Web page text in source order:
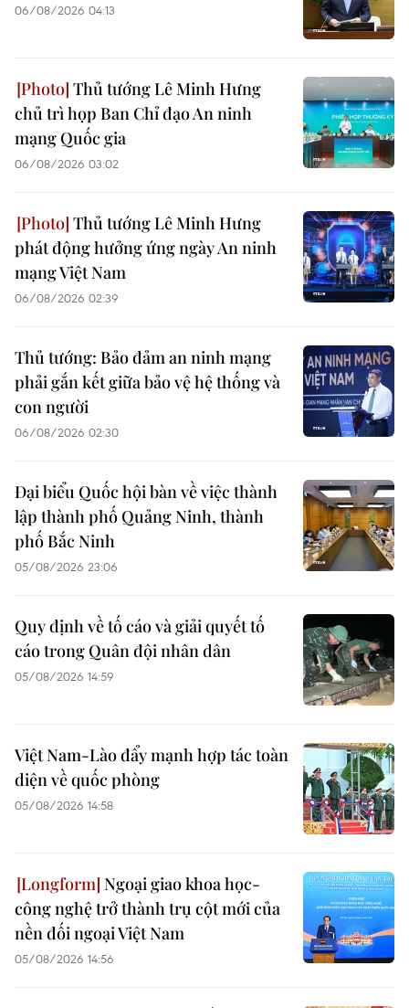
06/08/2026 04:13
Thủ tướng Lê Minh Hưng
chủ trì họp Ban Chỉ đạo An ninh
mạng Quốc gia
06/08/2026 03:02
Thủ tướng Lê Minh Hưng
phát động hưởng ứng ngày An ninh
mạng Việt Nam
06/08/2026 02:39
Thủ tướng: Bảo đảm an ninh mạng
phải gắn kết giữa bảo vệ hệ thống và
con người
06/08/2026 02:30
Đại biểu Quốc hội bàn về việc thành
lập thành phố Quảng Ninh, thành
phố Bắc Ninh
05/08/2026 23:06
Quy định về tố cáo và giải quyết tố
cáo trong Quân đội nhân dân
05/08/2026 14:59
Việt Nam-Lào đẩy mạnh hợp tác toàn
diện về quốc phòng
05/08/2026 14:58
Ngoại giao khoa học-
công nghệ trở thành trụ cột mới của
nền đối ngoại Việt Nam
05/08/2026 14:56